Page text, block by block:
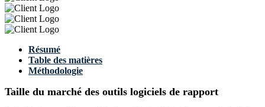
Résumé
Table des matières
Méthodologie
Taille du marché des outils logiciels de rapport